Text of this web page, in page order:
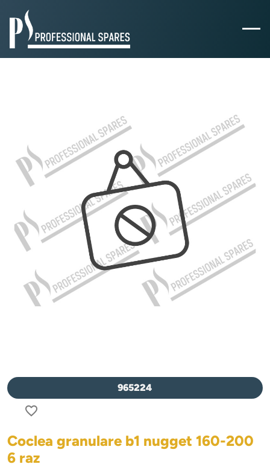
965224
favorite_border
Coclea granulare b1 nugget 160-200
6 raz